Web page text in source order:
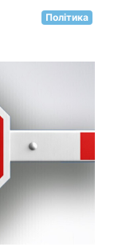
Політика